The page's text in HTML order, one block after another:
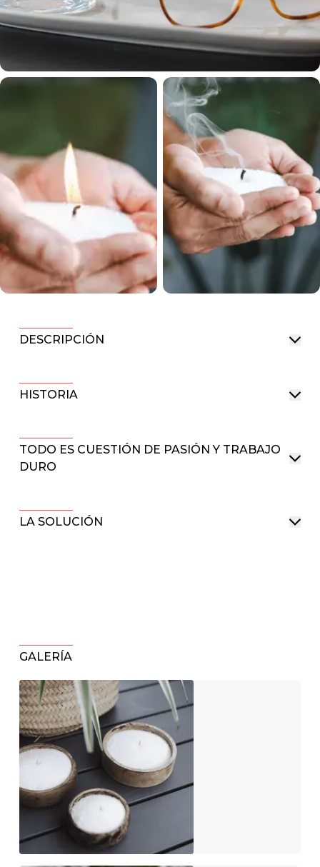
DESCRIPCIÓN
HISTORIA
TODO ES CUESTIÓN DE PASIÓN Y TRABAJO
DURO
LA SOLUCIÓN
GALERÍA